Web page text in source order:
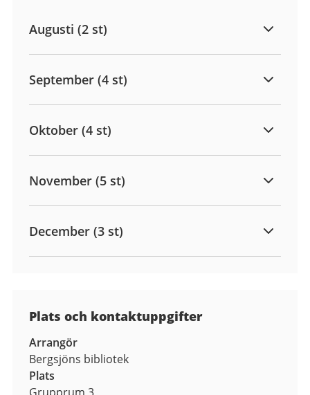
Augusti (2 st)
September (4 st)
Oktober (4 st)
November (5 st)
December (3 st)
Plats och kontaktuppgifter
Arrangör
Bergsjöns bibliotek
Plats